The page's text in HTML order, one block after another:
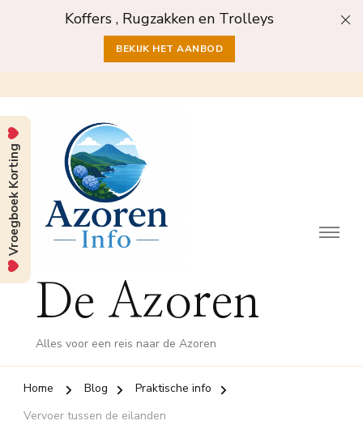
Koffers , Rugzakken en Trolleys
BEKIJK HET AANBOD
De Azoren
Alles voor een reis naar de Azoren
Home Blog
Praktische info
Vervoer tussen de eilanden
Vroegboek Korting